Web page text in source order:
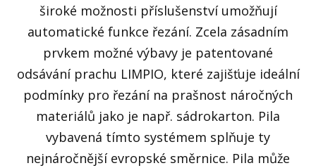
široké možnosti příslušenství umožňují
automatické funkce řezání. Zcela zásadním
prvkem možné výbavy je patentované
odsávání prachu LIMPIO, které zajišťuje ideální
podmínky pro řezání na prašnost náročných
materiálů jako je např. sádrokarton. Pila
vybavená tímto systémem splňuje ty
nejnáročnější evropské směrnice. Pila může